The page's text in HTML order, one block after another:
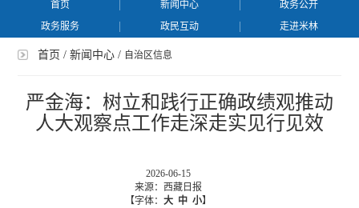
首页 新闻中心
政务公开
政务服务
政民互动 走进米林
首页 /新闻中心 / 自治区信息
严金海：树立和践行正确政绩观推动
人大观察点工作走深走实见行见效
2026-06-15
来源：西藏日报
【字体： 大 中 小】